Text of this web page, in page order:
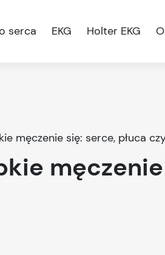
serca EKG Holter EKG
męczenie się: serce, płuca